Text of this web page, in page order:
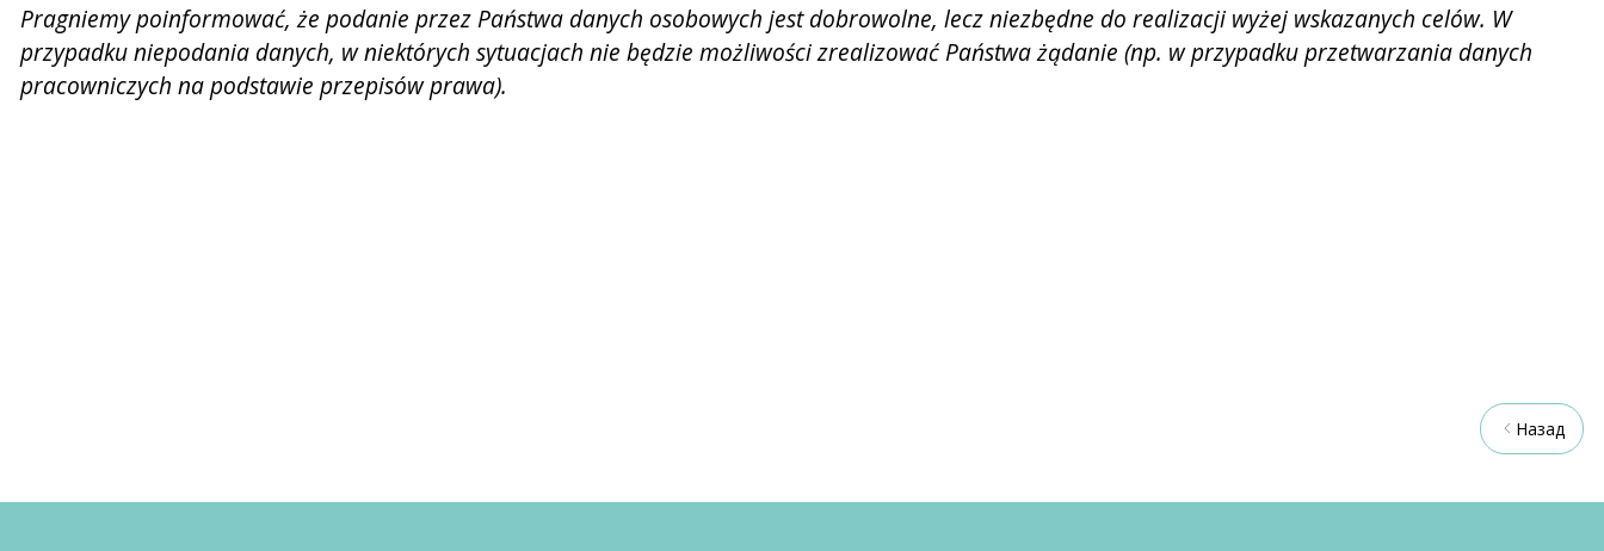
Pragniemy poinformować, że podanie przez Państwa danych osobowych jest dobrowolne, lecz niezbędne do realizacji wyżej wskazanych celów. W
przypadku niepodania danych, w niektórych sytuacjach nie będzie możliwości zrealizować Państwa żądanie (np. w przypadku przetwarzania danych
pracowniczych na podstawie przepisów prawa).
Назад